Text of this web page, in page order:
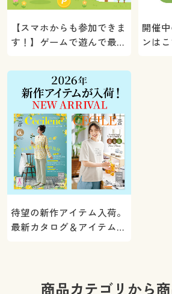
【スマホからも参加できま
す！】ゲームで遊んで最大
ト！
開催
ンは
待望の新作アイテム入荷。
最新カタログ＆アイテムを
商品カテゴリから